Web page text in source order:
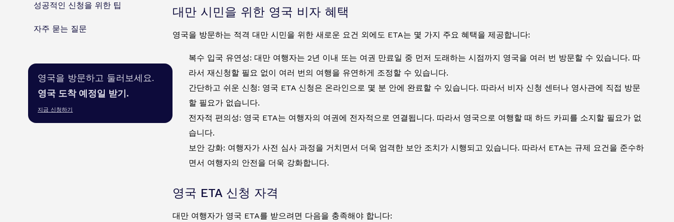
성공적인 신청을 위한 팁
자주 묻는 질문
영국을 방문하고 둘러보세요.
영국 도착 예정일 받기.
지금 신청하기
대만 시민을 위한 영국 비자 혜택
영국을 방문하는 적격 대만 시민을 위한 새로운 요건 외에도 ETA는 몇 가지 주요 혜택을 제공합니다:
복수 입국 유연성: 대만 여행자는 2년 이내 또는 여권 만료일 중 먼저 도래하는 시점까지 영국을 여러 번 방문할 수 있습니다. 따
라서 재신청할 필요 없이 여러 번의 여행을 유연하게 조정할 수 있습니다.
간단하고 쉬운 신청: 영국 ETA 신청은 온라인으로 몇 분 안에 완료할 수 있습니다. 따라서 비자 신청 센터나 영사관에 직접 방문
할 필요가 없습니다.
전자적 편의성: 영국 ETA는 여행자의 여권에 전자적으로 연결됩니다. 따라서 영국으로 여행할 때 하드 카피를 소지할 필요가 없
습니다.
보안 강화: 여행자가 사전 심사 과정을 거치면서 더욱 엄격한 보안 조치가 시행되고 있습니다. 따라서 ETA는 규제 요건을 준수하
면서 여행자의 안전을 더욱 강화합니다.
영국 ETA 신청 자격
대만 여행자가 영국 ETA를 받으려면 다음을 충족해야 합니다: